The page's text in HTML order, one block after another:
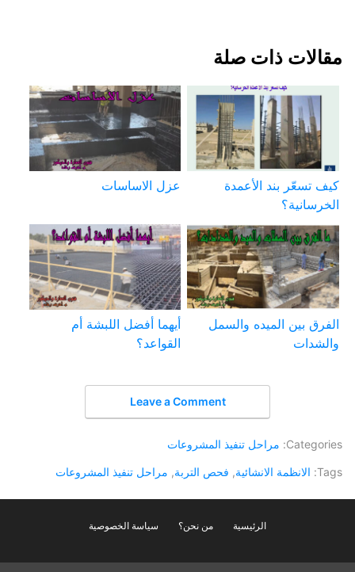
مقالات ذات صلة
كيف تسعّر بند الأعمدة
الخرسانية؟
عزل الاساسات
الفرق بين الميده والسمل
والشدات
أيهما أفضل اللبشة أم
القواعد؟
Leave a Comment
Categories: مراحل تنفيذ المشروعات
Tags: الانظمة الانشائية, فحص التربة, مراحل تنفيذ المشروعات
الرئيسية من نحن؟ سياسة الخصوصية